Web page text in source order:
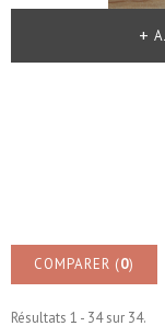
COMPARER (0)
Résultats 1 - 34 sur 34.